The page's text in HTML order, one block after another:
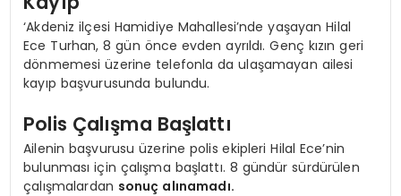
‘Akdeniz ilçesi Hamidiye Mahallesi’nde yaşayan Hilal
Ece Turhan, 8 gün önce evden ayrıldı. Genç kızın geri
dönmemesi üzerine telefonla da ulaşamayan ailesi
kayıp başvurusunda bulundu.
Polis Çalışma Başlattı
Ailenin başvurusu üzerine polis ekipleri Hilal Ece’nin
bulunması için çalışma başlattı. 8 gündür sürdürülen
çalışmalardan sonuç alınamadı.